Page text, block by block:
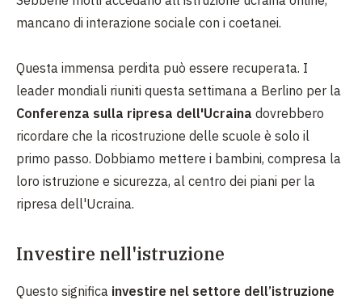
mancano di interazione sociale con i coetanei.
Questa immensa perdita può essere recuperata. I
leader mondiali riuniti questa settimana a Berlino per la
Conferenza sulla ripresa dell'Ucraina dovrebbero
ricordare che la ricostruzione delle scuole è solo il
primo passo. Dobbiamo mettere i bambini, compresa la
loro istruzione e sicurezza, al centro dei piani per la
ripresa dell'Ucraina.
Investire nell'istruzione
Questo significa investire nel settore dell’istruzione